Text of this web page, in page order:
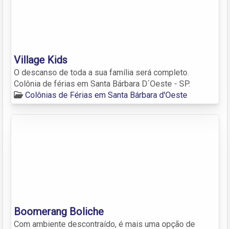
Village Kids
O descanso de toda a sua família será completo.
Colônia de férias em Santa Bárbara D´Oeste - SP.
Colônias de Férias em Santa Bárbara d'Oeste
Boomerang Boliche
Com ambiente descontraído, é mais uma opção de